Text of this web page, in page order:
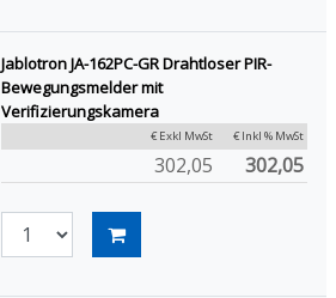
Jablotron JA-162PC-GR Drahtloser PIR-
Bewegungsmelder mit
Verifizierungskamera
€ Exkl MwSt € Inkl % MwSt
302,05 302,05